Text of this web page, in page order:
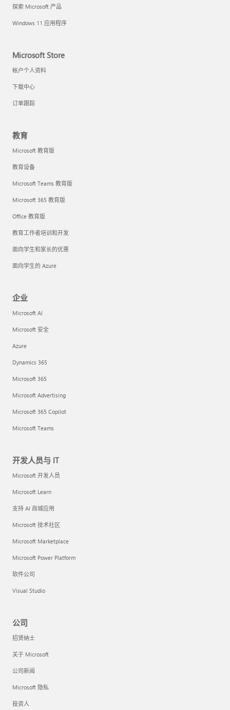
探索 Microsoft 产品
Windows 11 应用程序
Microsoft Store
帐户个人资料
下载中心
订单跟踪
教育
Microsoft 教育版
教育设备
Microsoft Teams 教育版
Microsoft 365 教育版
Office 教育版
教育工作者培训和开发
面向学生和家长的优惠
面向学生的 Azure
企业
Microsoft AI
Microsoft 安全
Azure
Dynamics 365
Microsoft 365
Microsoft Advertising
Microsoft 365 Copilot
Microsoft Teams
开发人员与 IT
Microsoft 开发人员
Microsoft Learn
支持 AI 商城应用
Microsoft 技术社区
Microsoft Marketplace
Microsoft Power Platform
软件公司
Visual Studio
公司
招贤纳士
关于 Microsoft
公司新闻
Microsoft 隐私
投资人